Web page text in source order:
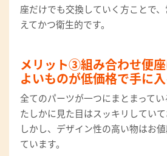
座だけでも交換していく方ことで
えてかつ衛生的です。
メリット③組み合わせ便
よいものが低価格で手に入
全てのパーツが一つにまとまってい
たしかに見た目はスッキリしていて
しかし、デザイン性の高い物はお
ています。